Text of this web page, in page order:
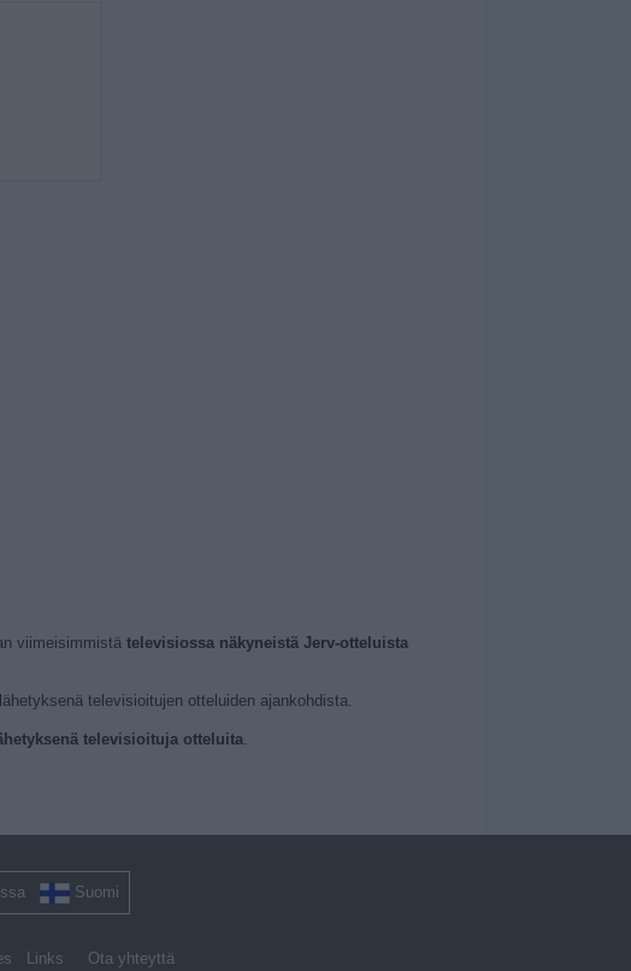
viimeisimmistä televisiossa näkyneistä Jerv-otteluista
televisioitujen otteluiden ajankohdista.
televisioituja otteluita.
Suomi
Links Ota yhteyttä